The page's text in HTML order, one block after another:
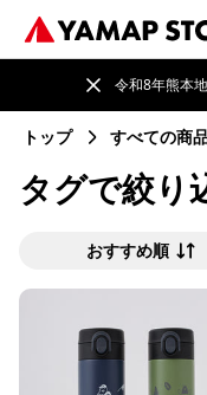
令和8年熊本
トップ すべての商
タグで絞り
おすすめ順